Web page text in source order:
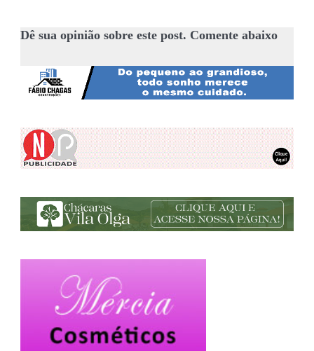
Dê sua opinião sobre este post. Comente abaixo